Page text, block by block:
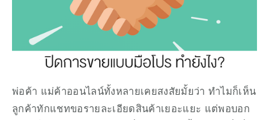
พ่อค้า แม่ค้าออนไลน์ทั้งหลายเคยสงสัยมั้ยว่า ทำไมก็เห็น
ลูกค้าทักแชทขอรายละเอียดสินค้าเยอะแยะ แต่พอบอก